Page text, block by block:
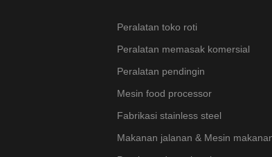
Peralatan toko roti
Peralatan memasak komersial
Peralatan pendingin
Mesin food processor
Fabrikasi stainless steel
Makanan jalanan & Mesin